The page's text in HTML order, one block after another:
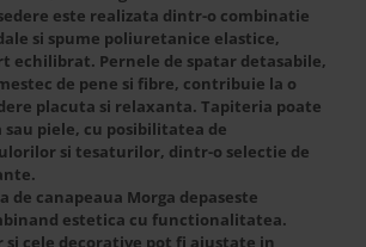
este realizata dintr-o combinatie
si spume poliuretanice elastice,
echilibrat. Pernele de spatar detasabile,
de pene si fibre, contribuie la o
placuta si relaxanta. Tapiteria poate
sau piele, cu posibilitatea de
si tesaturilor, dintr-o selectie de
de canapeaua Morga depaseste
estetica cu functionalitatea.